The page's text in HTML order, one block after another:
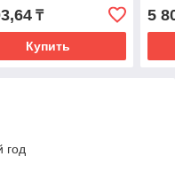
₸
Купить
5
год